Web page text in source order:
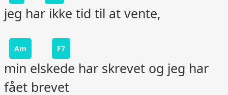
jeg har ikke tid til at vente,
Am F7
min elskede har skrevet og jeg har
fået brevet